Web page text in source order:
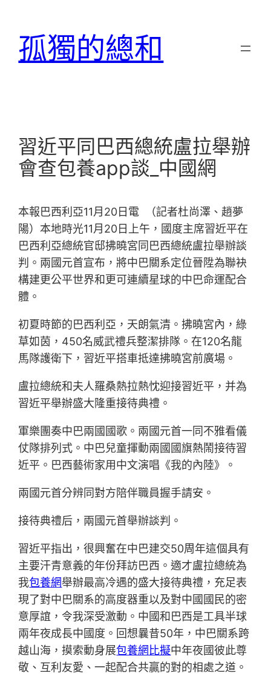
孤獨的總和
習近平同巴西總統盧拉舉辦
會查包養app談_中國網
本報巴西利亞11月20日電 （記者杜尚澤、趙夢
陽）本地時光11月20日上午，國度主席習近平在
巴西利亞總統官邸拂曉宮同巴西總統盧拉舉辦談
判。兩國元首宣布，將中巴關系定位晉陞為聯袂
構建更公平世界和更可連續星球的中巴命運配合
體。
初夏時節的巴西利亞，天朗氣清。拂曉宮內，綠
草如茵，450名威武禮兵整潔排隊。在120名龍
馬隊護衛下，習近平搭車抵達拂曉宮前廣場。
盧拉總統和夫人羅桑熱拉熱忱迎接習近平，并為
習近平舉辦盛大隆重接待典禮。
軍樂團奏中巴兩國國歌。兩國元首一同不雅看儀
仗隊排列式。中巴兒童揮動兩國國旗熱鬧接待習
近平。巴西藝術家用中文演唱《我的內陸》。
兩國元首分辨同對方陪伴職員握手請安。
接待典禮后，兩國元首舉辦談判。
習近平指出，很興奮在中巴建交50周年這個具有
主要汗青意義的年份拜訪巴西。適才盧拉總統為
我包養網舉辦最高冷遇的盛大接待典禮，充足表
現了對中巴關系的高度器重以及對中國國民的密
意厚誼，令我深受激動。中國和巴西是工具半球
兩年夜成長中國度。回想曩昔50年，中巴關系跨
越山海，摸索動身展包養網比擬中年夜國彼此尊
敬、互利友愛、一起配合共贏的對的相處之道。